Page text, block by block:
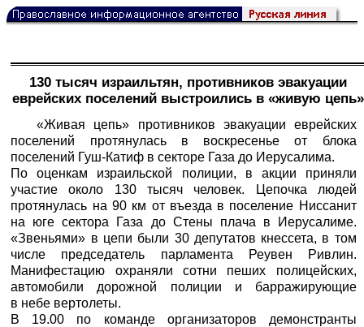
130 тысяч израильтян, противников эвакуации
еврейских поселений выстроились в «живую цепь»
«Живая цепь» противников эвакуации еврейских
поселений протянулась в воскресенье от блока
поселений Гуш-Катиф в секторе Газа до Иерусалима.
По оценкам израильской полиции, в акции приняли
участие около 130 тысяч человек. Цепочка людей
протянулась на 90 км от въезда в поселение Ниссанит
на юге сектора Газа до Стены плача в Иерусалиме.
«Звеньями» в цепи были 30 депутатов кнессета, в том
числе председатель парламента Реувен Ривлин.
Манифестацию охраняли сотни пеших полицейских,
автомобили дорожной полиции и барражирующие
в небе вертолеты.
В 19.00 по команде организаторов демонстранты